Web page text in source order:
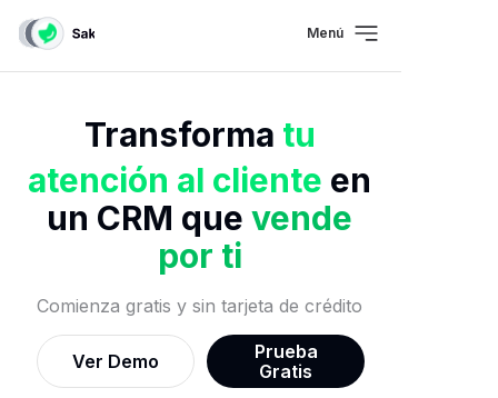
Menú
Transforma tu
atención al cliente en
un CRM quevende
por ti
Comienza gratis y sin tarjeta de crédito
Ver Demo
Prueba
Gratis